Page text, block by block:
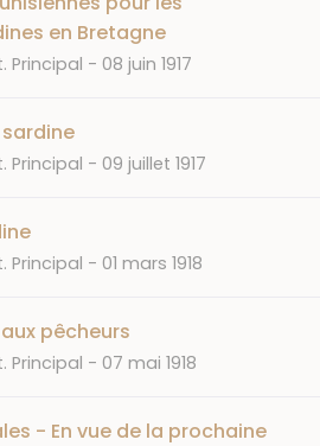
en Bretagne
Principal DATE
08 juin 1917
Principal DATE
09 juillet 1917
Principal DATE
01 mars 1918
pêcheurs
Principal DATE
07 mai 1918
- En vue de la prochaine